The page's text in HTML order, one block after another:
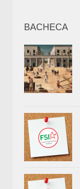
BACHECA